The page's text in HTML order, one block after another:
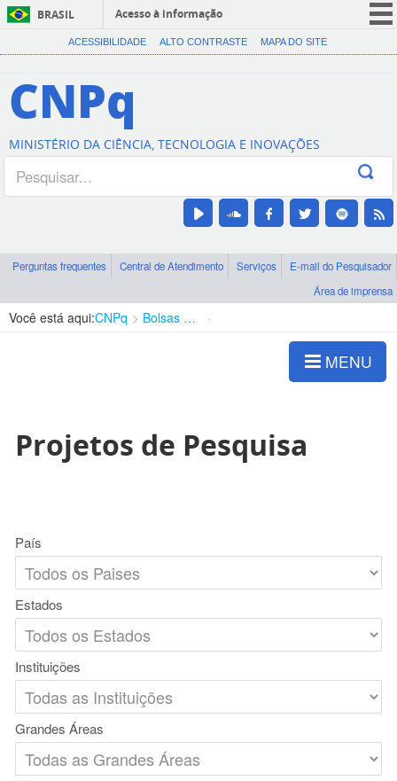
BRASIL
Acesso à informação
CORONAVÍRUS (COVID-19)
Canais
ACESSIBILIDADE ALTO CONTRASTE MAPA DO SITE
CNPq
MINISTÉRIO DA CIÊNCIA, TECNOLOGIA E INOVAÇÕES
Perguntas frequentes Central de Atendimento Serviços
E-mail do Pesquisador
Área de imprensa
Você está aqui:CNPq Bolsas e Auxílios Vigentes
MENU
Projetos de Pesquisa
País
Estados
Instituições
Grandes Áreas